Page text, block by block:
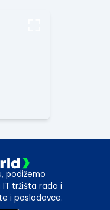
podižemo
tržišta rada i
i poslodavce.